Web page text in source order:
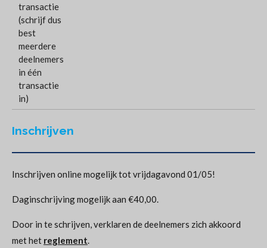
transactie
(schrijf dus
best
meerdere
deelnemers
in één
transactie
in)
Inschrijven
Inschrijven online mogelijk tot vrijdagavond 01/05!
Daginschrijving mogelijk aan €40,00.
Door in te schrijven, verklaren de deelnemers zich akkoord
met het reglement.